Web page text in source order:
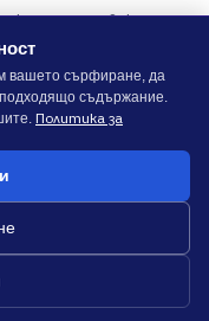
търговско
без ДДС, а ДДС се
поръчката, когато е
вашето сърфиране, да
съдържание.
Политика за